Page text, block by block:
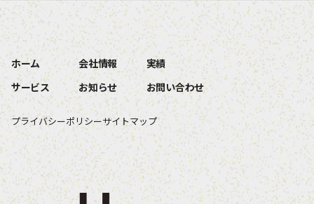
ホーム 会社情報
実績
サービス
お知らせ お問い合わせ
プライバシーポリシーサイトマップ